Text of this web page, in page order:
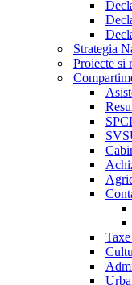
Strategia
Proiecte si